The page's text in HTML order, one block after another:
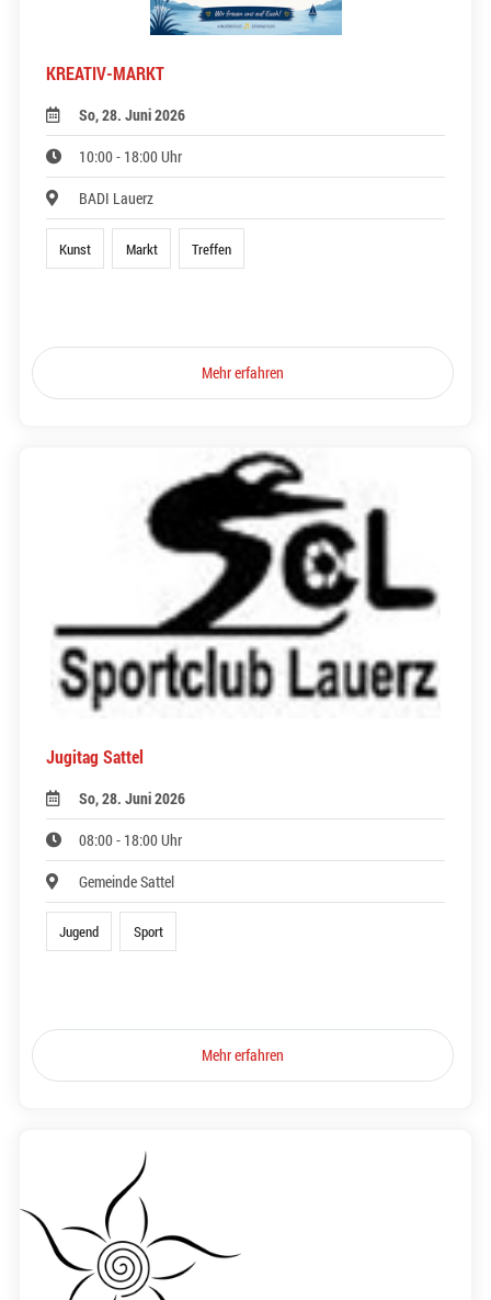
KREATIV-MARKT
So, 28. Juni 2026
10:00 - 18:00 Uhr
BADI Lauerz
Kunst Markt Treffen
Mehr erfahren
Jugitag Sattel
So, 28. Juni 2026
08:00 - 18:00 Uhr
Gemeinde Sattel
Jugend Sport
Mehr erfahren